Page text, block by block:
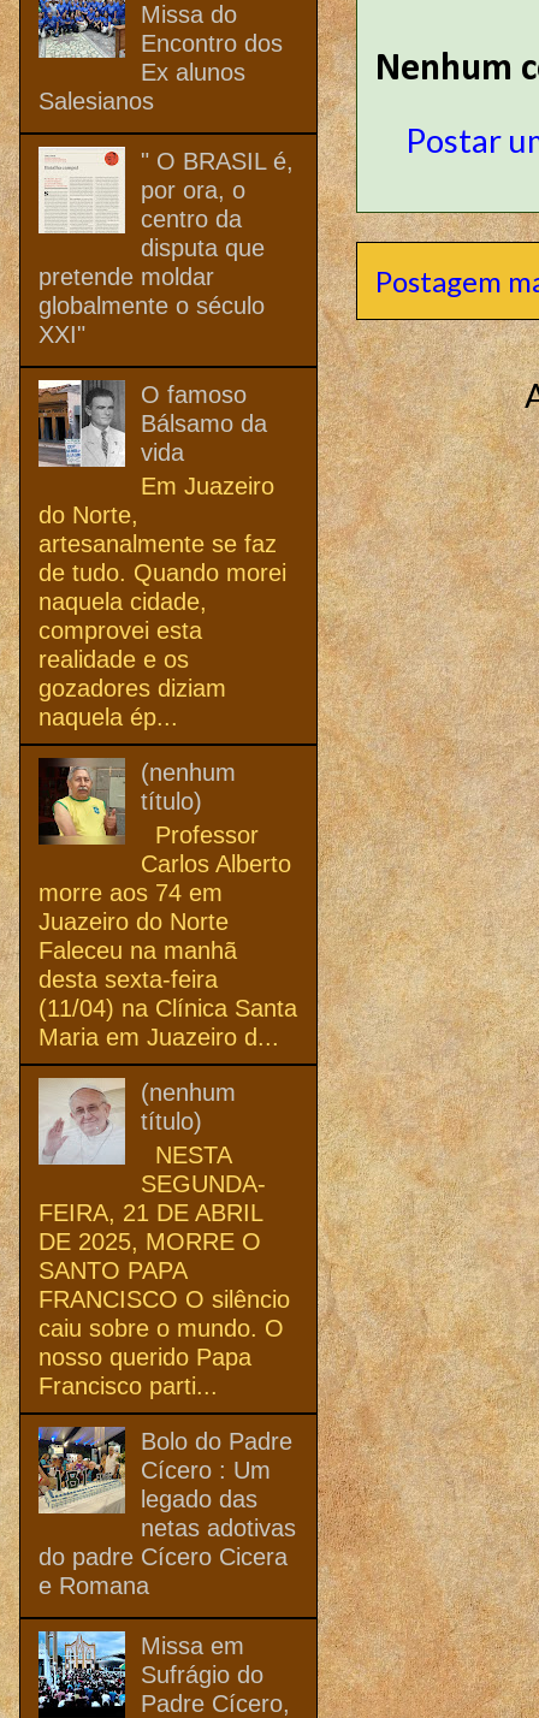
Nenhum
Postar
Postagem
Missa do
Encontro dos
Ex alunos
Salesianos
" O BRASIL é,
por ora, o
centro da
disputa que
pretende moldar
globalmente o século
XXI"
O famoso
Bálsamo da
vida
Em Juazeiro
do Norte,
artesanalmente se faz
de tudo. Quando morei
naquela cidade,
comprovei esta
realidade e os
gozadores diziam
naquela ép...
(nenhum
título)
Professor
Carlos Alberto
morre aos 74 em
Juazeiro do Norte
Faleceu na manhã
desta sexta-feira
(11/04) na Clínica Santa
Maria em Juazeiro d...
(nenhum
título)
NESTA
SEGUNDA-
FEIRA, 21 DE ABRIL
DE 2025, MORRE O
SANTO PAPA
FRANCISCO O silêncio
caiu sobre o mundo. O
nosso querido Papa
Francisco parti...
Bolo do Padre
Cícero : Um
legado das
netas adotivas
do padre Cícero Cicera
e Romana
Missa em
Sufrágio do
Padre Cícero,